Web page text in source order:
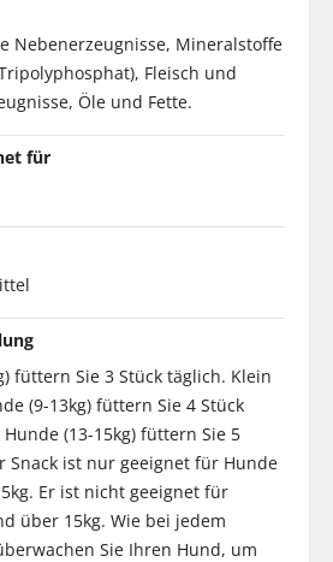
Nebenerzeugnisse, Mineralstoffe
Fleisch und
Öle und Fette.
für
füttern Sie 3 Stück täglich. Klein
(9-13kg) füttern Sie 4 Stück
(13-15kg) füttern Sie 5
Snack ist nur geeignet für Hunde
Er ist nicht geeignet für
über 15kg. Wie bei jedem
Sie Ihren Hund, um